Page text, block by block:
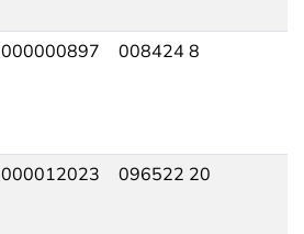
000000897 008424 8
000012023 096522 20